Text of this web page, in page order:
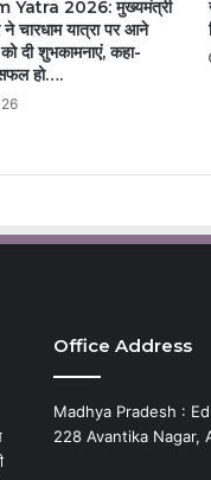
Yatra 2026: मुख्यमंत्री
ने चारधाम यात्रा पर आने
दी शुभकामनाएं, कहा-
हो….
Office Address
Madhya Pradesh :
228 Avantika Nagar,